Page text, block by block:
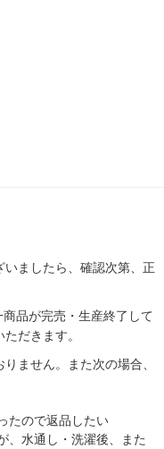
ましたら、確認次第、正
品が完売・生産終了して
だきます。
ません。また次の場合、
たので返品したい
、水通し・洗濯後、また